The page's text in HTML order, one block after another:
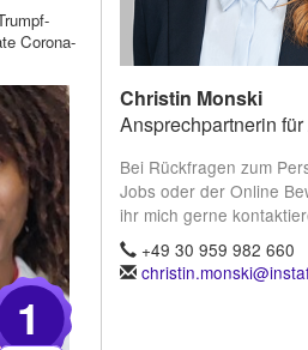
Corona-
1
Christin Monski
Ansprechpartnerin
Bei Rückfragen zum
Jobs oder der Online
ihr mich gerne
+49 30 959 982 660